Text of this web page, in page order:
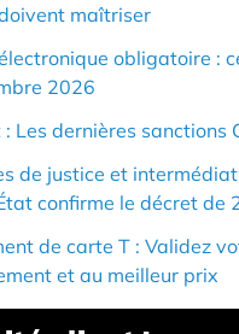
maîtriser
obligatoire :
2026
Les dernières sanctions
de justice et
confirme le décret de
de carte T : Validez
et au meilleur prix